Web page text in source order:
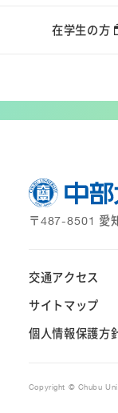
在学生の方
〒487-8501 愛
交通アクセス
サイトマップ
個人情報保護方
Copyright © Chubu